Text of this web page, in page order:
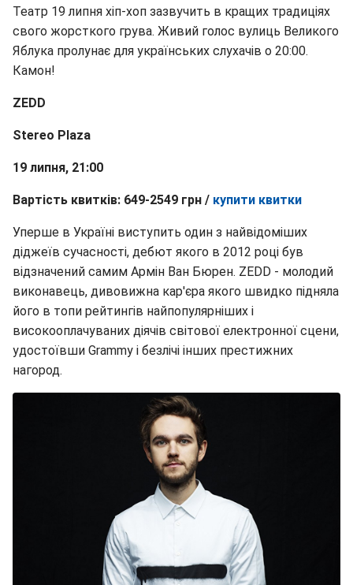
Театр 19 липня хіп-хоп зазвучить в кращих традиціях
свого жорсткого грува. Живий голос вулиць Великого
Яблука пролунає для українських слухачів о 20:00.
Камон!
ZEDD
Stereo Plaza
19 липня, 21:00
Вартість квитків: 649-2549 грн / купити квитки
Уперше в Україні виступить один з найвідоміших
діджеїв сучасності, дебют якого в 2012 році був
відзначений самим Армін Ван Бюрен. ZEDD - молодий
виконавець, дивовижна кар'єра якого швидко підняла
його в топи рейтингів найпопулярніших і
високооплачуваних діячів світової електронної сцени,
удостоївши Grammy і безлічі інших престижних
нагород.